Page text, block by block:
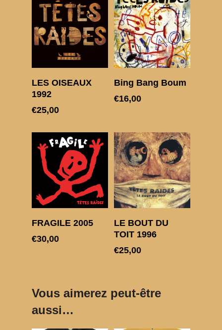
LES OISEAUX
1992
€25,00
Bing Bang Boum
€16,00
FRAGILE 2005
€30,00
LE BOUT DU
TOIT 1996
€25,00
Vous aimerez peut-être
aussi…